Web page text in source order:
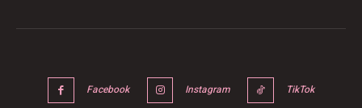
Facebook Instagram TikTok